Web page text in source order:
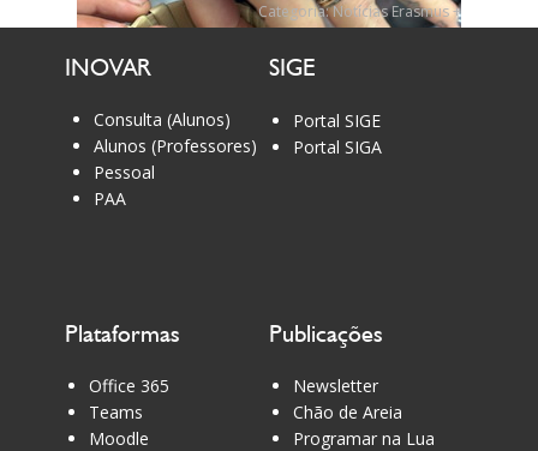
Categoria:Notícias Erasmus +
INOVAR
Consulta (Alunos)
Alunos (Professores)
Pessoal
PAA
SIGE
Portal SIGE
Portal SIGA
Plataformas
Office 365
Teams
Moodle
Publicações
Newsletter
Chão de Areia
Programar na Lua